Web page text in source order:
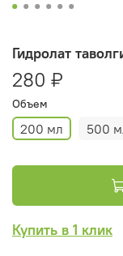
Гидролат
280 ₽
Объем
200 мл 500
Купить в 1 клик